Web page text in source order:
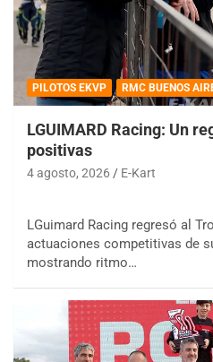
PILOTOS EKVP RMC BUENOS
LGUIMARD Racing: Un
positivas
4 agosto, 2026 E-Kart
LGuimard Racing regresó al
actuaciones competitivas de
mostrando ritmo…